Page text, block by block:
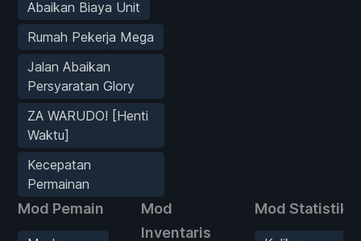
Abaikan Biaya Unit
Rumah Pekerja Mega
Jalan Abaikan
Persyaratan Glory
ZA WARUDO! [Henti
Waktu]
Kecepatan
Permainan
Mod Pemain
Mod
Inventaris
Mod Statistik